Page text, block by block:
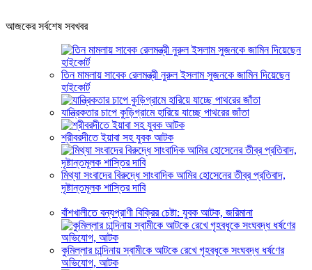
আজকের সর্বশেষ সবখবর
তিন মামলায় সাবেক রেলমন্ত্রী নুরুল ইসলাম সুজনকে জামিন দিয়েছেন
হাইকোর্ট
যান্ত্রিকতার চাপে কুড়িগ্রামে হারিয়ে যাচ্ছে পাথরের জাঁতা
শ্রীবরদীতে ইয়াবা সহ যুবক আটক
মিথ্যা সংবাদের বিরুদ্ধে সাংবাদিক আমির হোসেনের তীব্র প্রতিবাদ,
দৃষ্টান্তমূলক শাস্তির দাবি
বাঁশখালীতে বন্যপ্রাণী বিক্রির চেষ্টা: যুবক আটক, জরিমানা
কুমিল্লার চান্দিনায় স্বামীকে আটকে রেখে গৃহবধূকে সংঘবদ্ধ ধর্ষণের
অভিযোগ, আটক